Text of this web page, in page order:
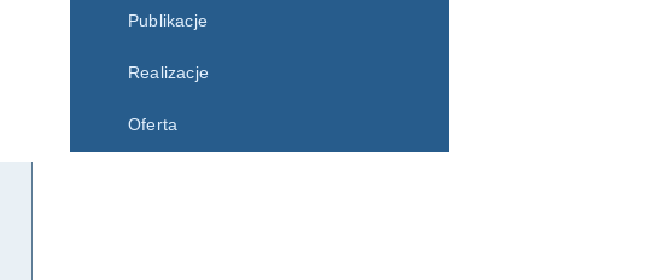
Publikacje
Realizacje
Oferta